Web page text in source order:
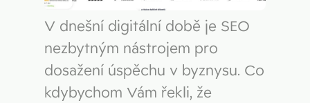
V dnešní digitální době je SEO
nezbytným nástrojem pro
dosažení úspěchu v byznysu. Co
kdybychom Vám řekli, že